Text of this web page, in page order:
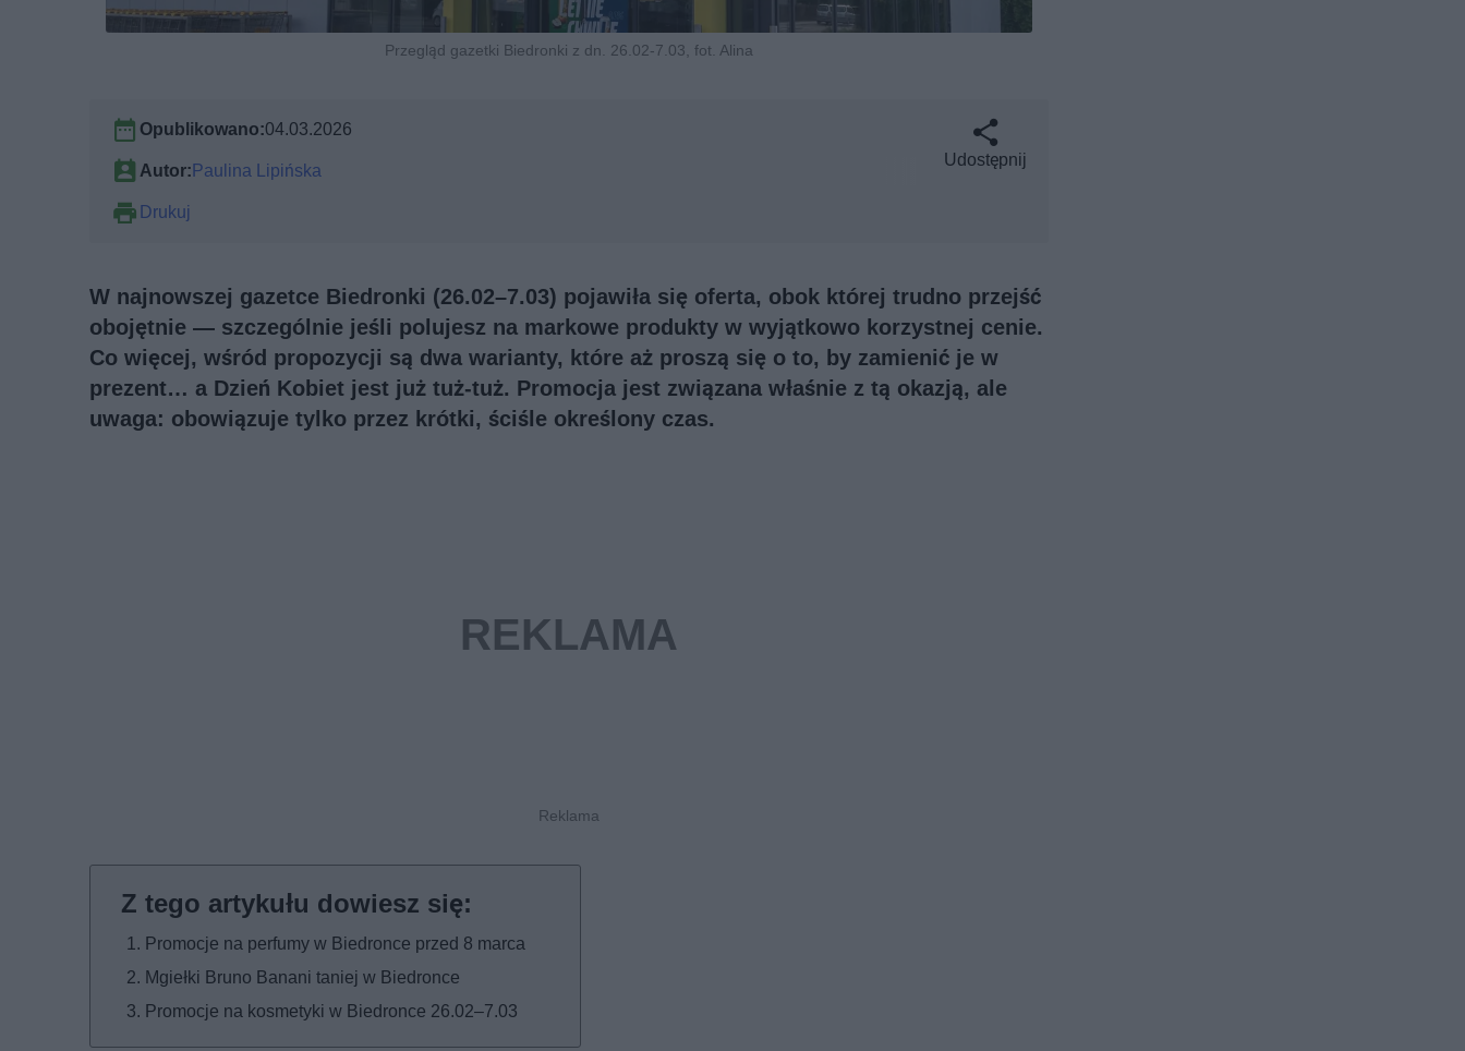
Przegląd gazetki Biedronki z dn. 26.02-7.03, fot. Alina
Opublikowano:04.03.2026
Autor:Paulina Lipińska
Drukuj
Udostępnij
W najnowszej gazetce Biedronki (26.02–7.03) pojawiła się oferta, obok której trudno przejść
obojętnie — szczególnie jeśli polujesz na markowe produkty w wyjątkowo korzystnej cenie.
Co więcej, wśród propozycji są dwa warianty, które aż proszą się o to, by zamienić je w
prezent… a Dzień Kobiet jest już tuż-tuż. Promocja jest związana właśnie z tą okazją, ale
uwaga: obowiązuje tylko przez krótki, ściśle określony czas.
Promocje na perfumy w Biedronce przed 8 marca
Mgiełki Bruno Banani taniej w Biedronce
Promocje na kosmetyki w Biedronce 26.02–7.03